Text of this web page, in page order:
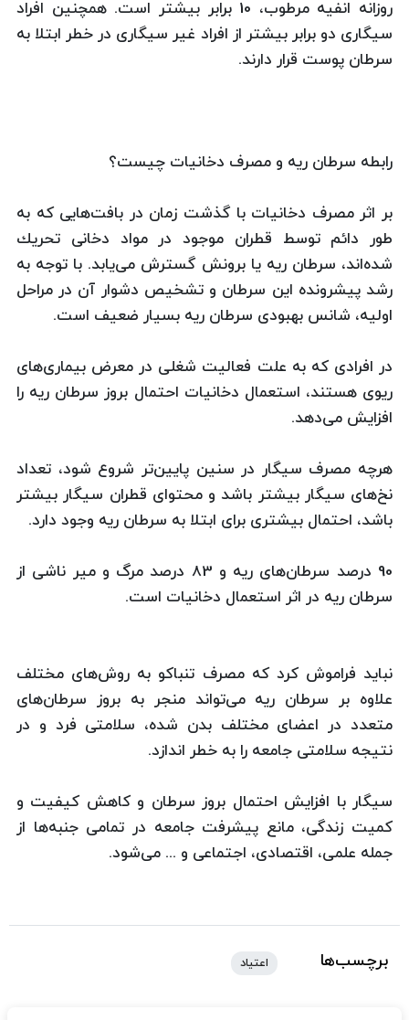
روزانه انفیه مرطوب، 10 برابر بیشتر است. همچنین افراد
سیگاری دو برابر بیشتر از افراد غیر سیگاری در خطر ابتلا به
سرطان پوست قرار دارند.
رابطه سرطان ریه و مصرف دخانیات چیست؟
بر اثر مصرف دخانیات با گذشت زمان در بافت‌هایی كه به
طور دائم توسط قطران موجود در مواد دخانی تحریك
شده‌اند، سرطان ریه یا برونش گسترش می‌یابد. با توجه به
رشد پیشرونده این سرطان و تشخیص دشوار آن در مراحل
اولیه، شانس بهبودی سرطان ریه بسیار ضعیف است.
در افرادی كه به علت فعالیت شغلی در معرض بیماری‌های
ریوی هستند، استعمال دخانیات احتمال بروز سرطان ریه را
افزایش می‌دهد.
هرچه مصرف سیگار در سنین پایین‌تر شروع شود، تعداد
نخ‌های سیگار بیشتر باشد و محتوای قطران سیگار بیشتر
باشد،‌ احتمال بیشتری برای ابتلا به سرطان ریه وجود دارد.
90 درصد سرطان‌های ریه و 83 درصد مرگ و میر ناشی از
سرطان ریه در اثر استعمال دخانیات است.
نباید فراموش كرد كه مصرف تنباكو به روش‌های مختلف
علاوه بر سرطان ریه می‌تواند منجر به بروز سرطان‌های
متعدد در اعضای مختلف بدن شده، سلامتی فرد و در
نتیجه سلامتی جامعه را به خطر اندازد.
سیگار با افزایش احتمال بروز سرطان و كاهش كیفیت و
كمیت زندگی، مانع پیشرفت جامعه در تمامی جنبه‌ها از
جمله علمی، اقتصادی، اجتماعی و ... می‌شود.
برچسب‌ها اعتیاد